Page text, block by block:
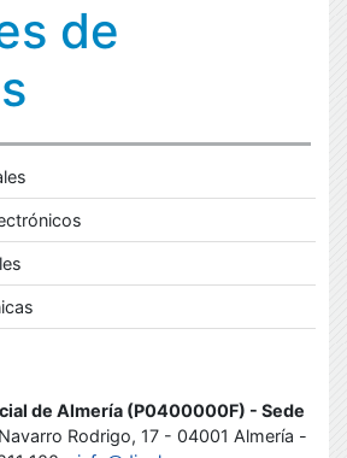
de
de Almería (P0400000F) - Sede
Rodrigo, 17 - 04001 Almería -